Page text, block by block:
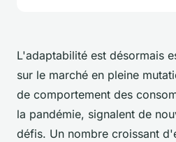
L'adaptabilité est désormais
sur le marché en pleine
de comportement des
la pandémie, signalent de
défis. Un nombre croissant